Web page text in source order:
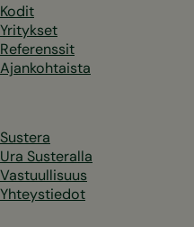
Kodit
Yritykset
Referenssit
Ajankohtaista
Sustera
Ura Susteralla
Vastuullisuus
Yhteystiedot